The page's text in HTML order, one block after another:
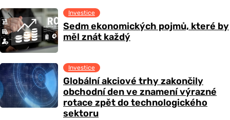
Sedm ekonomických pojmů, které by
měl znát každý
Investice
Globální akciové trhy zakončily
obchodní den ve znamení výrazné
rotace zpět do technologického
sektoru
Investice